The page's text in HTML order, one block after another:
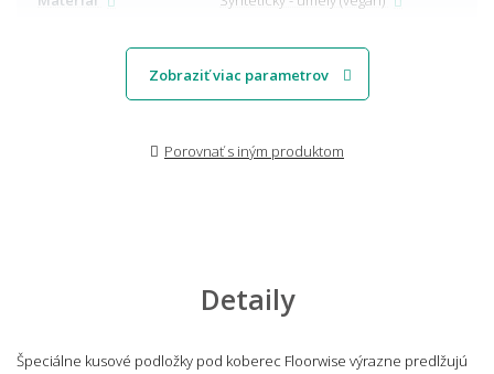
Zobraziť viac parametrov
Porovnať s iným produktom
Detaily
Špeciálne kusové podložky pod koberec Floorwise výrazne predlžujú